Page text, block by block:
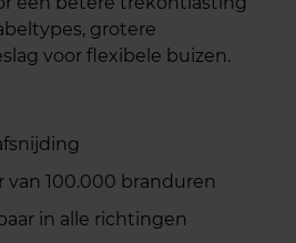
grotere
voor flexibele buizen.
van 100.000 branduren
in alle richtingen